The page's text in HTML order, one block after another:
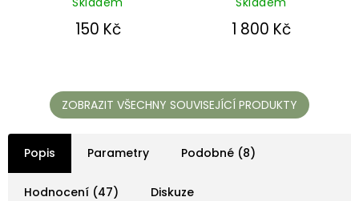
z
5
hvězdiček.
150 Kč
z
5
hvězdiček.
1 800 Kč
ZOBRAZIT VŠECHNY SOUVISEJÍCÍ PRODUKTY
Popis Parametry Podobné (8)
Hodnocení (47) Diskuze